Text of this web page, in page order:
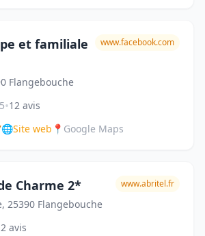
et familiale
Flangebouche
www.facebook.com
•12 avis
🌐Site web 📍 Google Maps
Charme 2*
25390 Flangebouche
www.abritel.fr
2 avis